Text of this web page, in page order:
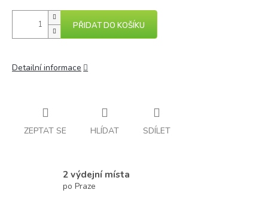
PŘIDAT DO KOŠÍKU
Detailní informace
ZEPTAT SE HLÍDAT SDÍLET
2 výdejní místa
po Praze